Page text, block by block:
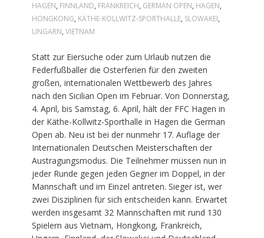
HAGEN, FINNLAND, FRANKREICH, GERMAN OPEN, HAGEN,
HONGKONG, KÄTHE-KOLLWITZ-SPORTHALLE, SLOWAKEI,
UNGARN, VIETNAM
Statt zur Eiersuche oder zum Urlaub nutzen die
Federfußballer die Osterferien für den zweiten
großen, internationalen Wettbewerb des Jahres
nach den Sicilian Open im Februar. Von Donnerstag,
4. April, bis Samstag, 6. April, hält der FFC Hagen in
der Käthe-Kollwitz-Sporthalle in Hagen die German
Open ab. Neu ist bei der nunmehr 17. Auflage der
Internationalen Deutschen Meisterschaften der
Austragungsmodus. Die Teilnehmer müssen nun in
jeder Runde gegen jeden Gegner im Doppel, in der
Mannschaft und im Einzel antreten. Sieger ist, wer
zwei Disziplinen für sich entscheiden kann. Erwartet
werden insgesamt 32 Mannschaften mit rund 130
Spielern aus Vietnam, Hongkong, Frankreich,